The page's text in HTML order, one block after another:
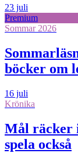
23 juli
Premium
Sommar 2026
böcker om
16 juli
Krönika
Mål räcker
spela också